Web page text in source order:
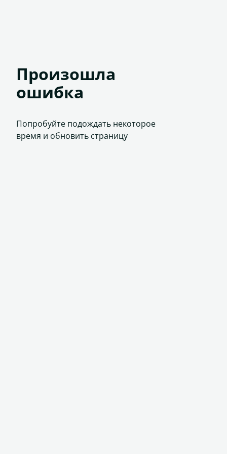
Произошла
ошибка
Попробуйте подождать некоторое
время и обновить страницу